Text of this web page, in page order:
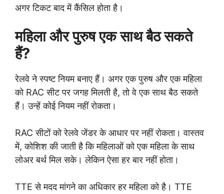
अगर टिकट बाद में कैंसिल होता है।
महिला और पुरुष एक साथ बैठ सकते
हैं?
रेलवे ने स्पष्ट नियम बनाए हैं। अगर एक पुरुष और एक महिला
को RAC सीट पर जगह मिलती है, तो वे एक साथ बैठ सकते
हैं। उन्हें कोई नियम नहीं रोकता।
RAC सीटों को रेलवे जेंडर के आधार पर नहीं रोकता। वास्तव
में, कोशिश की जाती है कि महिलाओं को एक महिला के साथ
लोअर बर्थ मिल सके। लेकिन ऐसा हर बार नहीं होता।
TTE से मदद मांगने का अधिकार हर महिला को है। TTE